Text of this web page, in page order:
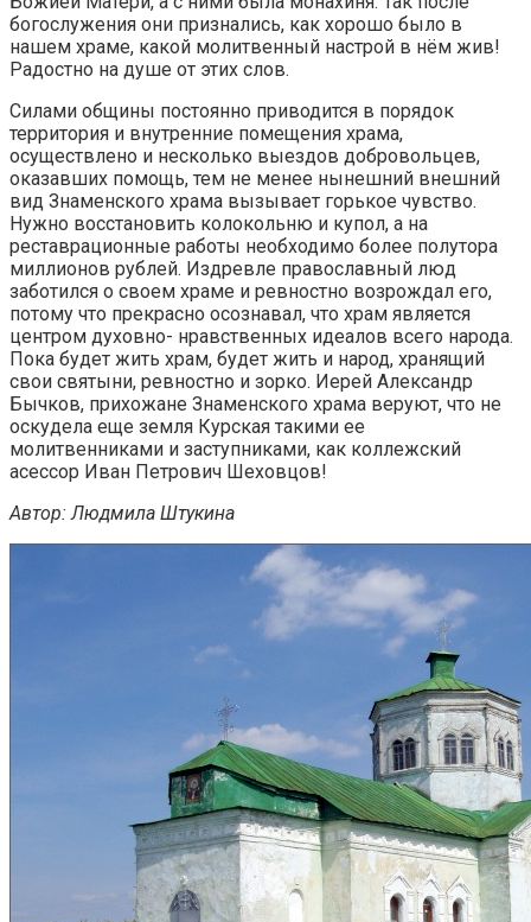
богослужения они признались, как хорошо было в
нашем храме, какой молитвенный настрой в нём жив!
Радостно на душе от этих слов.
Силами общины постоянно приводится в порядок
территория и внутренние помещения храма,
осуществлено и несколько выездов добровольцев,
оказавших помощь, тем не менее нынешний внешний
вид Знаменского храма вызывает горькое чувство.
Нужно восстановить колокольню и купол, а на
реставрационные работы необходимо более полутора
миллионов рублей. Издревле православный люд
заботился о своем храме и ревностно возрождал его,
потому что прекрасно осознавал, что храм является
центром духовно- нравственных идеалов всего народа.
Пока будет жить храм, будет жить и народ, хранящий
свои святыни, ревностно и зорко. Иерей Александр
Бычков, прихожане Знаменского храма веруют, что не
оскудела еще земля Курская такими ее
молитвенниками и заступниками, как коллежский
асессор Иван Петрович Шеховцов!
Автор: Людмила Штукина